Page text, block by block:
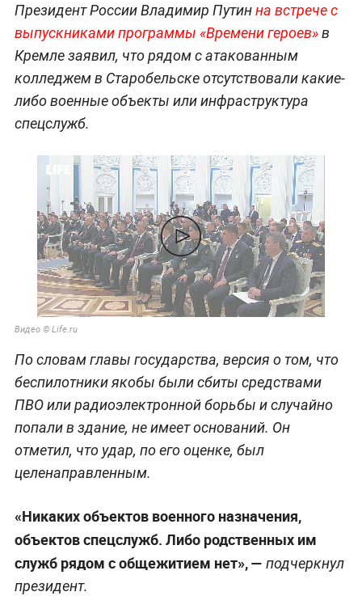
Президент России Владимир Путинна встрече с
выпускниками программы «Времени героев»в
Кремле заявил, что рядом с атакованным
колледжем в Старобельске отсутствовали какие-
либо военные объекты или инфраструктура
спецслужб.
Видео © Life.ru
По словам главы государства, версия о том, что
беспилотники якобы были сбиты средствами
ПВО или радиоэлектронной борьбы и случайно
попали в здание, не имеет оснований. Он
отметил, что удар, по его оценке, был
целенаправленным.
«Никаких объектов военного назначения,
объектов спецслужб. Либо родственных им
служб рядом с общежитием нет», — подчеркнул
президент.